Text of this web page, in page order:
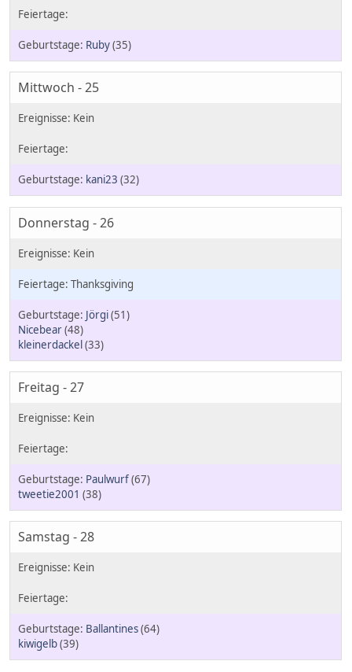
Ruby(35)
Mittwoch - 25
kani23 (32)
Donnerstag - 26
Thanksgiving
Jörgi(51)
Nicebear(48)
kleinerdackel(33)
Freitag - 27
Paulwurf(67)
tweetie2001 (38)
Samstag - 28
Ballantines(64)
kiwigelb(39)